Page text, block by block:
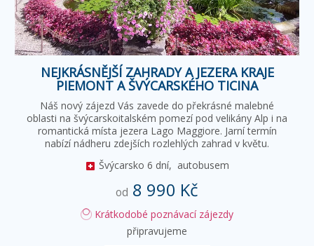
NEJKRÁSNĚJŠÍ ZAHRADY A JEZERA KRAJE
PIEMONT A ŠVÝCARSKÉHO TICINA
Náš nový zájezd Vás zavede do překrásné malebné
oblasti na švýcarskoitalském pomezí pod velikány Alp i na
romantická místa jezera Lago Maggiore. Jarní termín
nabízí nádheru zdejších rozlehlých zahrad v květu.
Švýcarsko 6 dní, autobusem
od 8 990 Kč
Krátkodobé poznávací zájezdy
připravujeme